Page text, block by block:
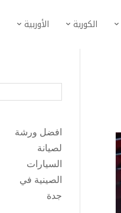
الكورية الأوربية
افضل ورشة
لصيانة
السيارات
الصينية في
جدة